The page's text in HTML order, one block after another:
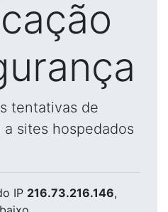
tentativas de
sites hospedados
IP 216.73.216.146,